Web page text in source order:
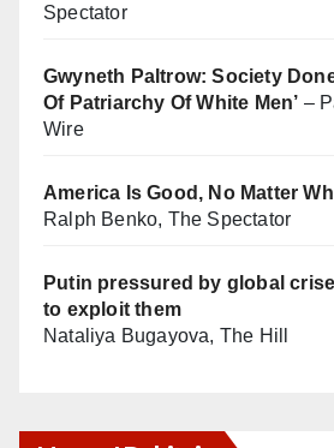
Spectator
Gwyneth Paltrow: Society
Of Patriarchy Of White Men’ –
Wire
America Is Good, No Matter
Ralph Benko, The Spectator
Putin pressured by global
to exploit them
Nataliya Bugayova, The Hill